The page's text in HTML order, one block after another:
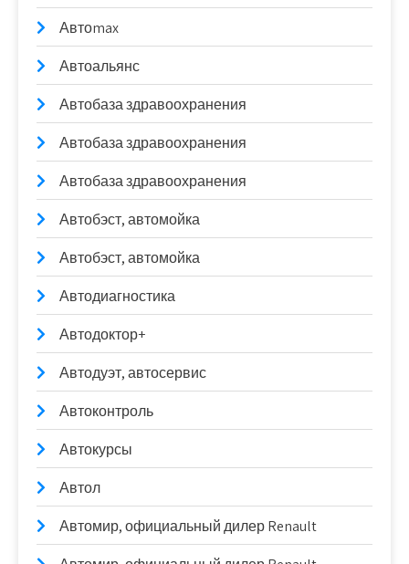
Автоmax
Автоальянс
Автобаза здравоохранения
Автобаза здравоохранения
Автобаза здравоохранения
Автобэст, автомойка
Автобэст, автомойка
Автодиагностика
Автодоктор+
Автодуэт, автосервис
Автоконтроль
Автокурсы
Автол
Автомир, официальный дилер Renault